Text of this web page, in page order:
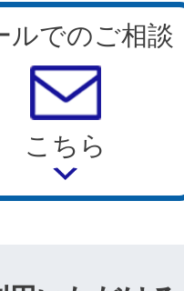
ルでのご相談
こちら